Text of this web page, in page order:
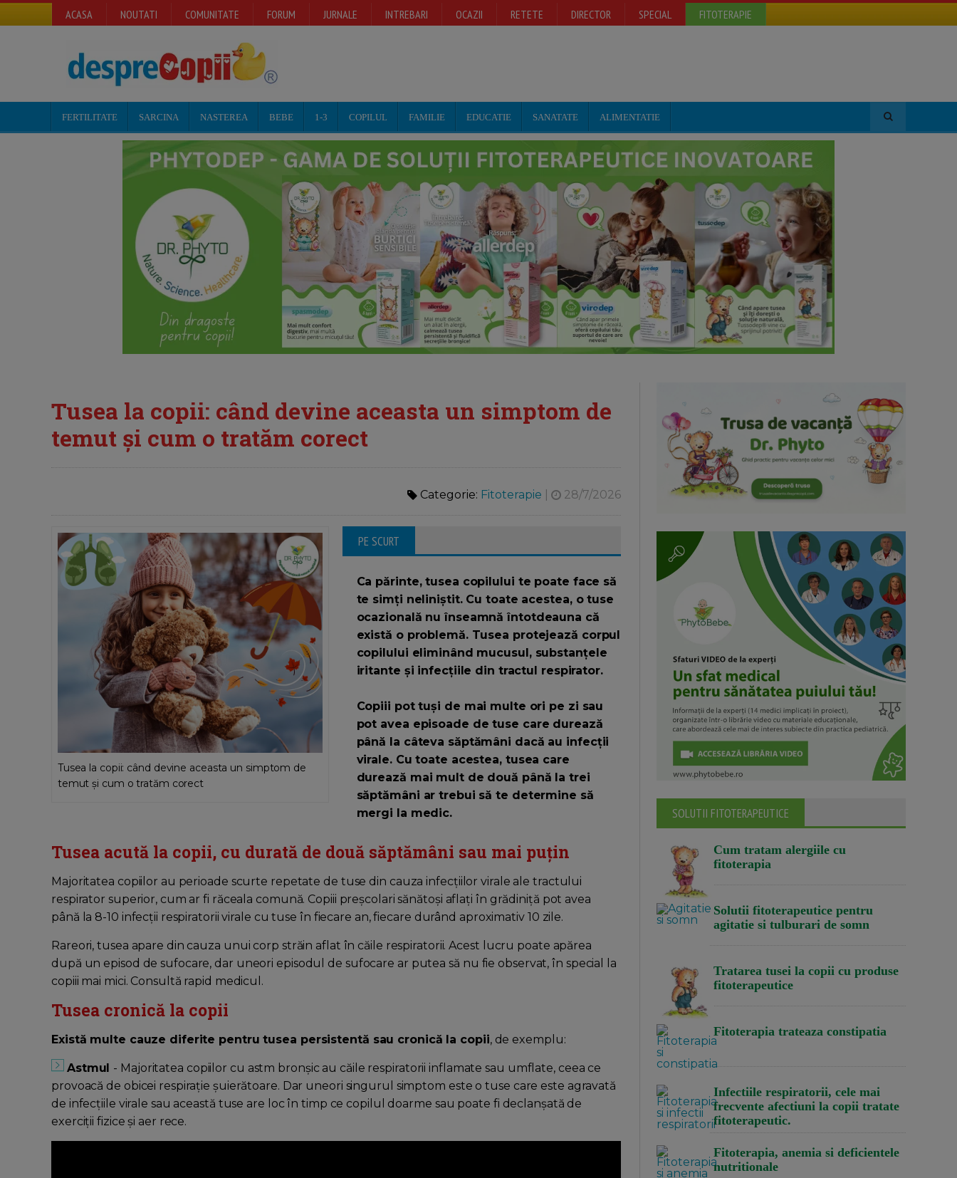
ACASA NOUTATI COMUNITATE FORUM JURNALE INTREBARI OCAZII RETETE DIRECTOR SPECIAL FITOTERAPIE
FERTILITATE SARCINA NASTEREA BEBE 1-3 COPILUL FAMILIE EDUCATIE SANATATE ALIMENTATIE
Tusea la copii: când devine aceasta un simptom de
temut și cum o tratăm corect
Categorie: Fitoterapie 28/7/2026
Tusea la copii: când devine aceasta un simptom de
temut și cum o tratăm corect
PE SCURT
Ca părinte, tusea copilului te poate face să
te simți neliniştit. Cu toate acestea, o tuse
ocazională nu înseamnă întotdeauna că
există o problemă. Tusea protejează corpul
copilului eliminând mucusul, substanțele
iritante și infecțiile din tractul respirator.
Copiii pot tuși de mai multe ori pe zi sau
pot avea episoade de tuse care durează
până la câteva săptămâni dacă au infecții
virale. Cu toate acestea, tusea care
durează mai mult de două până la trei
săptămâni ar trebui să te determine să
mergi la medic.
Tusea acută la copii, cu durată de două săptămâni sau mai puțin
Majoritatea copiilor au perioade scurte repetate de tuse din cauza infecțiilor virale ale tractului
respirator superior, cum ar fi răceala comună. Copiii preșcolari sănătoși aflați în grădiniță pot avea
până la 8-10 infecții respiratorii virale cu tuse în fiecare an, fiecare durând aproximativ 10 zile.
Rareori, tusea apare din cauza unui corp străin aflat în căile respiratorii. Acest lucru poate apărea
după un episod de sufocare, dar uneori episodul de sufocare ar putea să nu fie observat, în special la
copiii mai mici. Consultă rapid medicul.
Tusea cronică la copii
Există multe cauze diferite pentru tusea persistentă sau cronică la copii, de exemplu:
Astmul - Majoritatea copiilor cu astm bronșic au căile respiratorii inflamate sau umflate, ceea ce
provoacă de obicei respirație șuierătoare. Dar uneori singurul simptom este o tuse care este agravată
de infecțiile virale sau această tuse are loc în timp ce copilul doarme sau poate fi declanșată de
exerciții fizice și aer rece.
SOLUTII FITOTERAPEUTICE
Cum tratam alergiile cu
fitoterapia
Solutii fitoterapeutice pentru
agitatie si tulburari de somn
Tratarea tusei la copii cu produse
fitoterapeutice
Fitoterapia trateaza constipatia
Infectiile respiratorii, cele mai
frecvente afectiuni la copii tratate
fitoterapeutic.
Fitoterapia, anemia si deficientele
nutritionale